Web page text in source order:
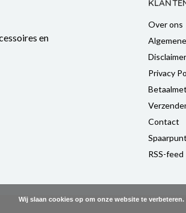
en
Over ons
Disclaimer
Privacy
Contact
RSS-feed
Wij slaan cookies op om onze website te